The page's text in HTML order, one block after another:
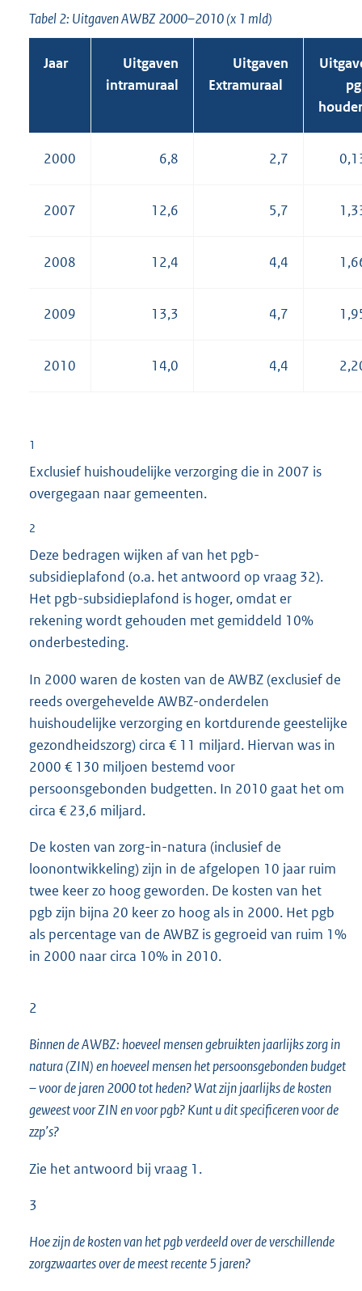
Tabel 2: Uitgaven AWBZ 2000–2010 (x 1 mld)
Jaar
Uitgaven
intramuraal
Uitgaven
Extramuraal
2000 6,8 2,7
2007 12,6 5,7
2008 12,4 4,4
2009 13,3 4,7
2010 14,0 4,4
1
Exclusief huishoudelijke verzorging die in 2007 is
overgegaan naar gemeenten.
2
Deze bedragen wijken af van het pgb-
subsidieplafond (o.a. het antwoord op vraag 32).
Het pgb-subsidieplafond is hoger, omdat er
rekening wordt gehouden met gemiddeld 10%
onderbesteding.
In 2000 waren de kosten van de AWBZ (exclusief de
reeds overgehevelde AWBZ-onderdelen
huishoudelijke verzorging en kortdurende geestelijke
gezondheidszorg) circa € 11 miljard. Hiervan was in
2000 € 130 miljoen bestemd voor
persoonsgebonden budgetten. In 2010 gaat het om
circa € 23,6 miljard.
De kosten van zorg-in-natura (inclusief de
loonontwikkeling) zijn in de afgelopen 10 jaar ruim
twee keer zo hoog geworden. De kosten van het
pgb zijn bijna 20 keer zo hoog als in 2000. Het pgb
als percentage van de AWBZ is gegroeid van ruim 1%
in 2000 naar circa 10% in 2010.
2
Binnen de AWBZ: hoeveel mensen gebruikten jaarlijks zorg in
natura (ZIN) en hoeveel mensen het persoonsgebonden budget
– voor de jaren 2000 tot heden? Wat zijn jaarlijks de kosten
geweest voor ZIN en voor pgb? Kunt u dit specificeren voor de
zzp’s?
Zie het antwoord bij vraag 1.
3
Hoe zijn de kosten van het pgb verdeeld over de verschillende
zorgzwaartes over de meest recente 5 jaren?